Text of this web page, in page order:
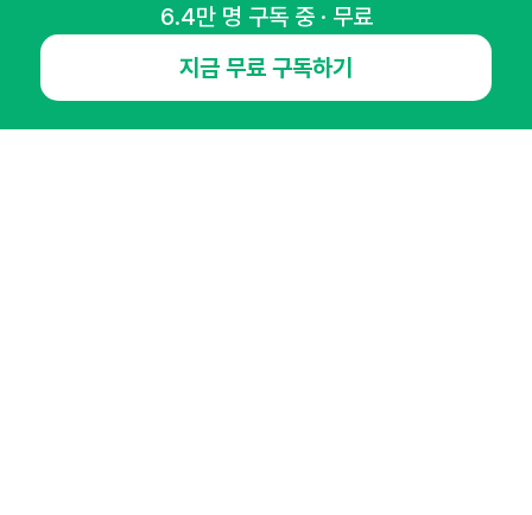
오픈애즈란
6.4만 명 구독 중 · 무료
지금 무료 구독하기